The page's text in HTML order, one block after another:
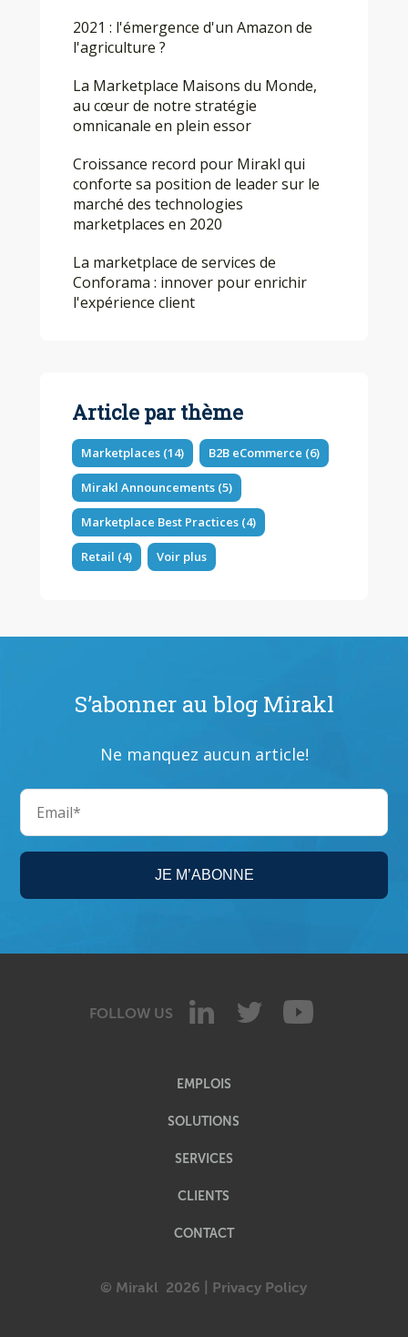
2021 : l'émergence d'un Amazon de
l'agriculture ?
La Marketplace Maisons du Monde,
au cœur de notre stratégie
omnicanale en plein essor
Croissance record pour Mirakl qui
conforte sa position de leader sur le
marché des technologies
marketplaces en 2020
La marketplace de services de
Conforama : innover pour enrichir
l'expérience client
Article par thème
Marketplaces (14) B2B eCommerce (6)
Mirakl Announcements (5)
Marketplace Best Practices (4)
Retail (4) Voir plus
S’abonner au blog Mirakl
Ne manquez aucun article!
FOLLOW US
EMPLOIS
SOLUTIONS
SERVICES
CLIENTS
CONTACT
© Mirakl 2026 | Privacy Policy